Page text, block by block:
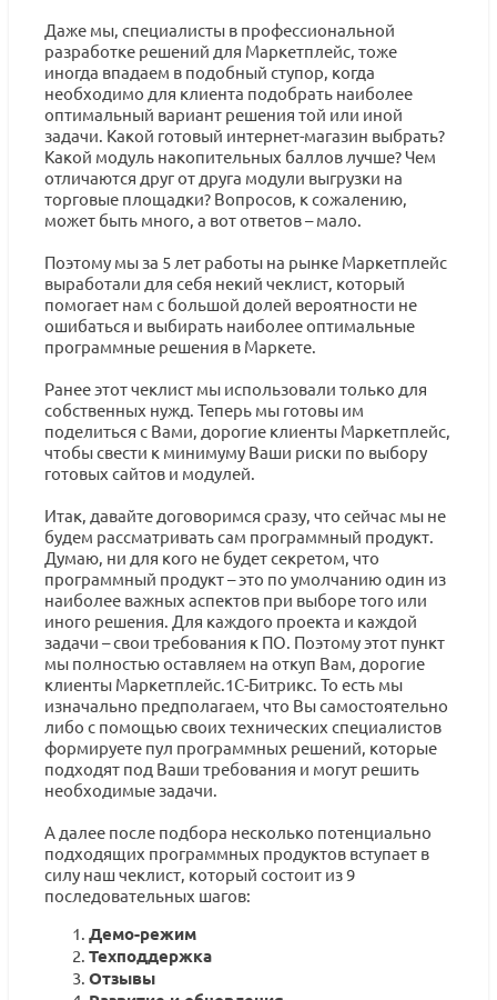
Даже мы, специалисты в профессиональной
разработке решений для Маркетплейс, тоже
иногда впадаем в подобный ступор, когда
необходимо для клиента подобрать наиболее
оптимальный вариант решения той или иной
задачи. Какой готовый интернет-магазин выбрать?
Какой модуль накопительных баллов лучше? Чем
отличаются друг от друга модули выгрузки на
торговые площадки? Вопросов, к сожалению,
может быть много, а вот ответов – мало.
Поэтому мы за 5 лет работы на рынке Маркетплейс
выработали для себя некий чеклист, который
помогает нам с большой долей вероятности не
ошибаться и выбирать наиболее оптимальные
программные решения в Маркете.
Ранее этот чеклист мы использовали только для
собственных нужд. Теперь мы готовы им
поделиться с Вами, дорогие клиенты Маркетплейс,
чтобы свести к минимуму Ваши риски по выбору
готовых сайтов и модулей.
Итак, давайте договоримся сразу, что сейчас мы не
будем рассматривать сам программный продукт.
Думаю, ни для кого не будет секретом, что
программный продукт – это по умолчанию один из
наиболее важных аспектов при выборе того или
иного решения. Для каждого проекта и каждой
задачи – свои требования к ПО. Поэтому этот пункт
мы полностью оставляем на откуп Вам, дорогие
клиенты Маркетплейс.1С-Битрикс. То есть мы
изначально предполагаем, что Вы самостоятельно
либо с помощью своих технических специалистов
формируете пул программных решений, которые
подходят под Ваши требования и могут решить
необходимые задачи.
А далее после подбора несколько потенциально
подходящих программных продуктов вступает в
силу наш чеклист, который состоит из 9
последовательных шагов:
Демо-режим
Техподдержка
Отзывы